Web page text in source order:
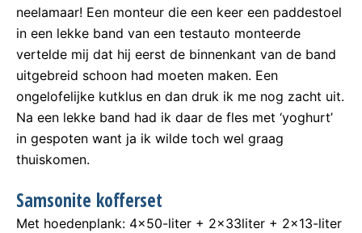
neelamaar! Een monteur die een keer een paddestoel
in een lekke band van een testauto monteerde
vertelde mij dat hij eerst de binnenkant van de band
uitgebreid schoon had moeten maken. Een
ongelofelijke kutklus en dan druk ik me nog zacht uit.
Na een lekke band had ik daar de fles met ‘yoghurt’
in gespoten want ja ik wilde toch wel graag
thuiskomen.
Samsonite kofferset
Met hoedenplank: 4×50-liter + 2x33liter + 2×13-liter